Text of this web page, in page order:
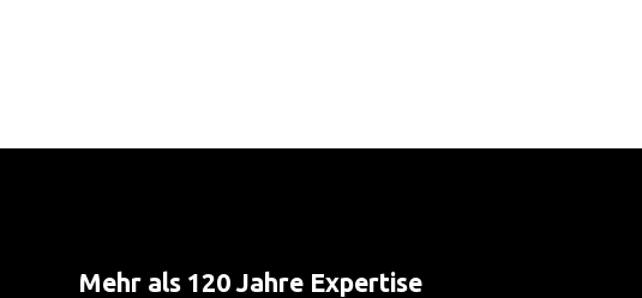
Mehr als 120 Jahre Expertise